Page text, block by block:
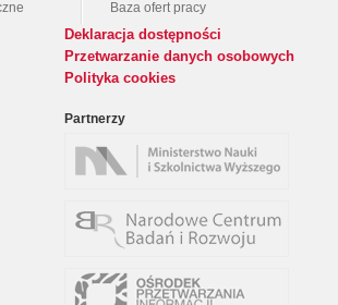
Baza ofert pracy
Deklaracja dostępności
Przetwarzanie danych osobowych
Polityka cookies
Partnerzy